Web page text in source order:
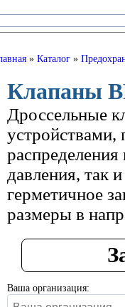
» Каталог »
Клапаны
Дроссельные
устройствами,
распределения
давления, так
герметичное
размеры в
Ваша организация: